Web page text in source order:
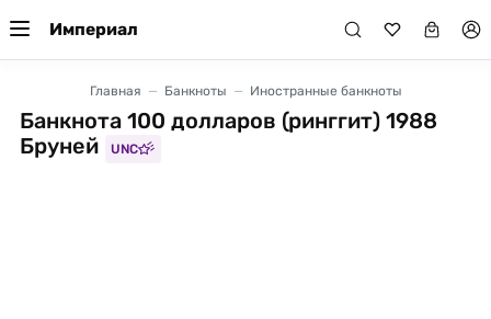
Империал
Главная Банкноты Иностранные банкноты
Банкнота 100 долларов (ринггит) 1988
Бруней
UNC